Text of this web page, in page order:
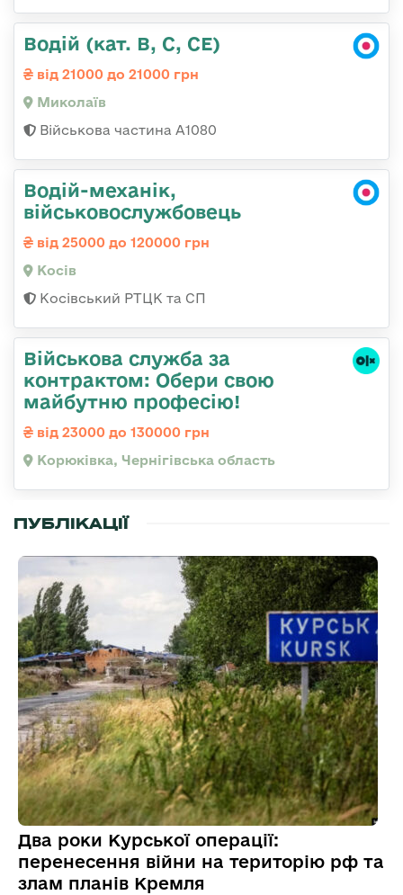
Водій (кат. B, C, CE)
від 21000 до 21000 грн
Миколаїв
Військова частина А1080
Водій-механік,
військовослужбовець
від 25000 до 120000 грн
Косів
Косівський РТЦК та СП
Військова служба за
контрактом: Обери свою
майбутню професію!
від 23000 до 130000 грн
Корюківка, Чернігівська область
ПУБЛІКАЦІЇ
Два роки Курської операції:
перенесення війни на територію рф та
злам планів Кремля